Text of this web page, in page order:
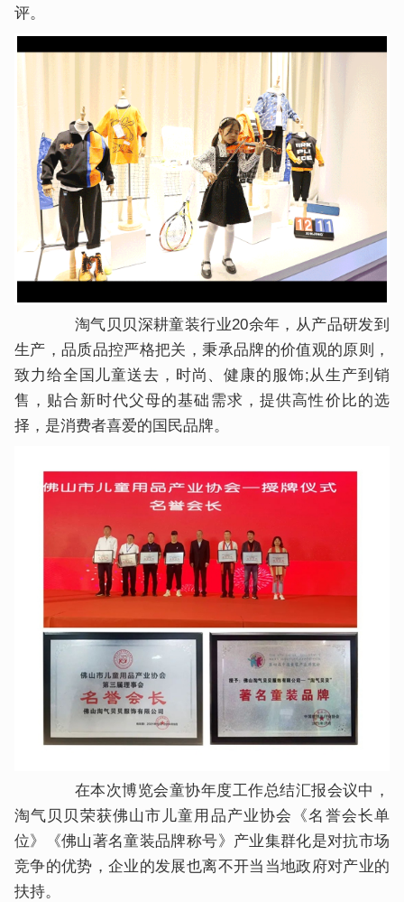
评。
淘气贝贝深耕童装行业20余年，从产品研发到
生产，品质品控严格把关，秉承品牌的价值观的原则，
致力给全国儿童送去，时尚、健康的服饰;从生产到销
售，贴合新时代父母的基础需求，提供高性价比的选
择，是消费者喜爱的国民品牌。
在本次博览会童协年度工作总结汇报会议中，
淘气贝贝荣获佛山市儿童用品产业协会《名誉会长单
位》《佛山著名童装品牌称号》产业集群化是对抗市场
竞争的优势，企业的发展也离不开当当地政府对产业的
扶持。